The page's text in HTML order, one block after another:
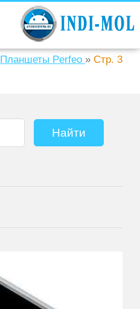
Планшеты Perfeo » Стр. 3